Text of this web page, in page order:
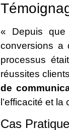
« Depuis que
conversions a
processus
réussites
de
l’efficacité et
Cas